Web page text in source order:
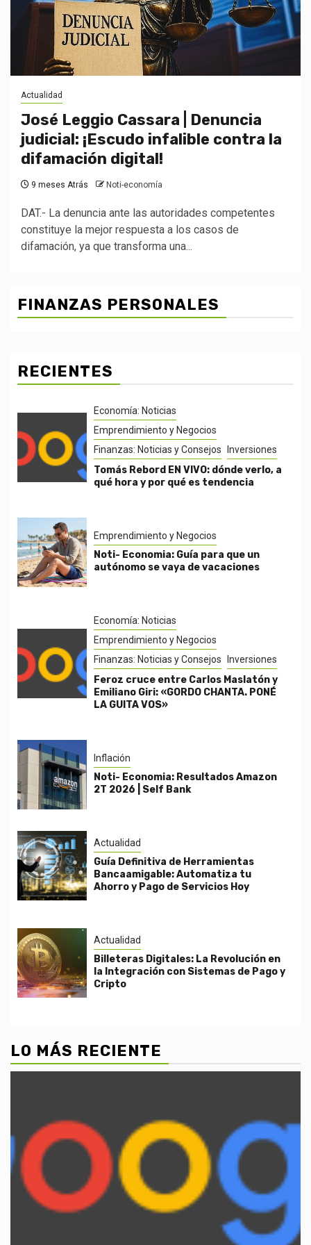
Actualidad
José Leggio Cassara | Denuncia
judicial: ¡Escudo infalible contra la
difamación digital!
9 meses Atrás Noti-economía
DAT.- La denuncia ante las autoridades competentes
constituye la mejor respuesta a los casos de
difamación, ya que transforma una...
FINANZAS PERSONALES
RECIENTES
Economía: Noticias
Emprendimiento y Negocios
Finanzas: Noticias y Consejos
Inversiones
Tomás Rebord EN VIVO: dónde verlo, a
qué hora y por qué es tendencia
Emprendimiento y Negocios
Noti- Economia: Guía para que un
autónomo se vaya de vacaciones
Economía: Noticias
Emprendimiento y Negocios
Finanzas: Noticias y Consejos
Inversiones
Feroz cruce entre Carlos Maslatón y
Emiliano Giri: «GORDO CHANTA. PONÉ
LA GUITA VOS»
Inflación
Noti- Economia: Resultados Amazon
2T 2026 | Self Bank
Actualidad
Guía Definitiva de Herramientas
Bancaamigable: Automatiza tu
Ahorro y Pago de Servicios Hoy
Actualidad
Billeteras Digitales: La Revolución en
la Integración con Sistemas de Pago y
Cripto
LO MÁS RECIENTE